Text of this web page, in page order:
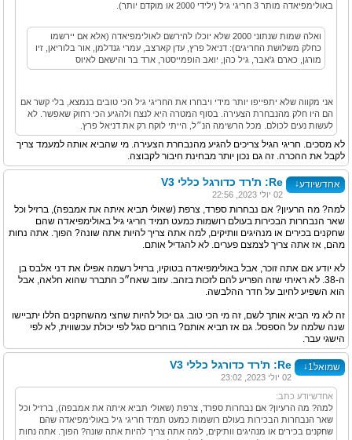
באולימפיאדה מותר 3 חריגי גיל (ילידי 2000 או מוקדם יותר).
ואלה שמות שנתוני 2000 שלא יוכלו להירשם לאולימפיאדה (אלא אם יירשמו
כחלק משלושת החריגים): דניאל פרץ, עדן קארצב, עמרי גנדלמן, אור בלוריאן, זיו
מורגן, כארם ג'אבר, גיל כהן, יואב הופמייסטר, ארד בר והישאם לאיוס
אני מקווה שלא יתפייפו יותר מידי ויבחרו את החריגי גיל הכי טובים בנמצא, בלי קשר אם
הם היו חלק מהנבחרת הצעירה. בסוף המטרה היא לנצח ולהגיע הכי רחוק שאפשר. לא
לעשות נעים לכולם. מכל הרשימה הנ״ל, הייתי לוקח רק את דניאל פרץ.
לא מסכים. חריגי הגיל צריכים להגיע מהנבחרת הצעירה. מי שהביא אותה למעמד צריך
לקבל את ההכרה. זה גם נכון יותר מבחינת חיבור לקבוצה.
אחדשיודע↓ Re: ת'רד כדורגל כללי V3
02 יולי 2023, 22:56
למה? מה הרעיון? אם נבחרות ספרד, צרפת (שאולי תביא איתה את אמבפה), ברזיל וכל
שאר הנבחרות הבכירות בעולם רושמות כמעט תמיד חריגי גיל באולימפיאדה שהם
שחקנים בכירים או מנהיגים וותיקים, למה אתה צריך להיות אתה שונה? הפוך. אתה נחות
מהם, אז אתה צריך לצמצם פערים. לא להגדיל אותם.
לא יודע אם אתה זוכר, אבל באולימפיאדה בטוקיו, ברזיל רשמה אפילו את דני אלבס בן
ה-38. לא ראיתי שזה הפריע להם לזכות בזהב. עזוב שאח״כ התברר שהוא חלאה, אבל
הוא השפיע לחיוב על חדר ההלבשה.
זה לא מי הביא אותך לשם, זה מי הכי טוב. גם יכול להיות שחצי מהשחקנים הללו יתביישו
שנה שלמה על הספסל. גם אז תביא אותם? בוחרים סגל לפי יכולת עכשווית, לא לפי
הישגי עבר.
שמואל1 ↓ Re: ת'רד כדורגל כללי V3
02 יולי 2023, 23:02
אחדשיודע כתב:
למה? מה הרעיון? אם נבחרות ספרד, צרפת (שאולי תביא איתה את אמבפה), ברזיל וכל
שאר הנבחרות הבכירות בעולם רושמות כמעט תמיד חריגי גיל באולימפיאדה שהם
שחקנים בכירים או מנהיגים וותיקים, למה אתה צריך להיות אתה שונה? הפוך. אתה נחות